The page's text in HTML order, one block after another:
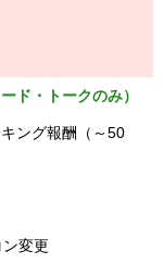
ド・トークのみ）
ング報酬（～50
変更